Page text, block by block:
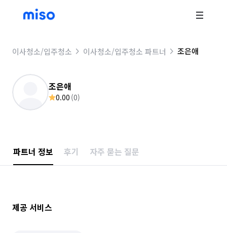
이사청소/입주청소 이사청소/입주청소 파트너 조은애
조은애
0.00 (0)
파트너 정보 후기 자주 묻는 질문
제공 서비스